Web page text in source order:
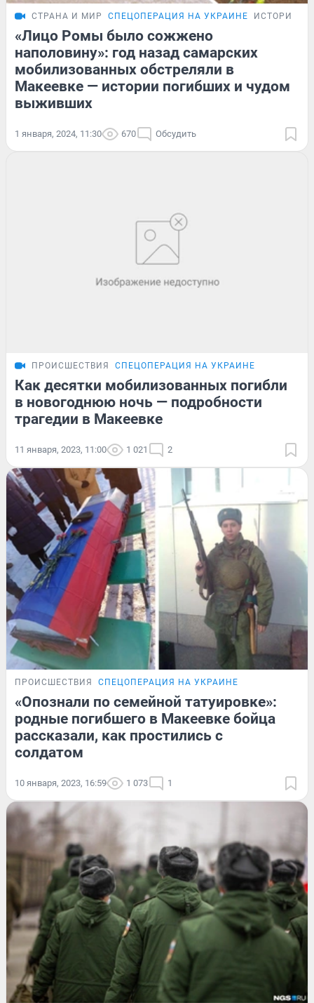
СТРАНА И МИР СПЕЦОПЕРАЦИЯ НА УКРАИНЕ ИСТОРИИ
«Лицо Ромы было сожжено
наполовину»: год назад самарских
мобилизованных обстреляли в
Макеевке — истории погибших и чудом
выживших
1 января, 2024, 11:30 670 Обсудить
ПРОИСШЕСТВИЯ СПЕЦОПЕРАЦИЯ НА УКРАИНЕ
Как десятки мобилизованных погибли
в новогоднюю ночь — подробности
трагедии в Макеевке
11 января, 2023, 11:00 1 021 2
ПРОИСШЕСТВИЯ СПЕЦОПЕРАЦИЯ НА УКРАИНЕ
«Опознали по семейной татуировке»:
родные погибшего в Макеевке бойца
рассказали, как простились с
солдатом
10 января, 2023, 16:59 1 073 1